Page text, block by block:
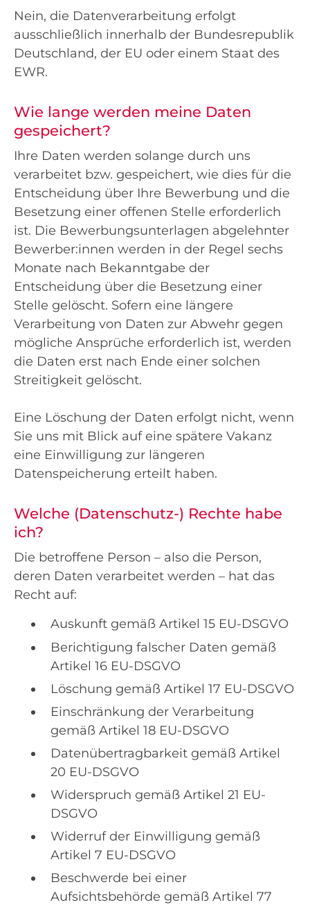
Nein, die Datenverarbeitung erfolgt
ausschließlich innerhalb der Bundesrepublik
Deutschland, der EU oder einem Staat des
EWR.
Wie lange werden meine Daten
gespeichert?
Ihre Daten werden solange durch uns
verarbeitet bzw. gespeichert, wie dies für die
Entscheidung über Ihre Bewerbung und die
Besetzung einer offenen Stelle erforderlich
ist. Die Bewerbungsunterlagen abgelehnter
Bewerber:innen werden in der Regel sechs
Monate nach Bekanntgabe der
Entscheidung über die Besetzung einer
Stelle gelöscht. Sofern eine längere
Verarbeitung von Daten zur Abwehr gegen
mögliche Ansprüche erforderlich ist, werden
die Daten erst nach Ende einer solchen
Streitigkeit gelöscht.
Eine Löschung der Daten erfolgt nicht, wenn
Sie uns mit Blick auf eine spätere Vakanz
eine Einwilligung zur längeren
Datenspeicherung erteilt haben.
Welche (Datenschutz-) Rechte habe
ich?
Die betroffene Person – also die Person,
deren Daten verarbeitet werden – hat das
Recht auf:
Auskunft gemäß Artikel 15 EU-DSGVO
Berichtigung falscher Daten gemäß
Artikel 16 EU-DSGVO
Löschung gemäß Artikel 17 EU-DSGVO
Einschränkung der Verarbeitung
gemäß Artikel 18 EU-DSGVO
Datenübertragbarkeit gemäß Artikel
20 EU-DSGVO
Widerspruch gemäß Artikel 21 EU-
DSGVO
Widerruf der Einwilligung gemäß
Artikel 7 EU-DSGVO
Beschwerde bei einer
Aufsichtsbehörde gemäß Artikel 77